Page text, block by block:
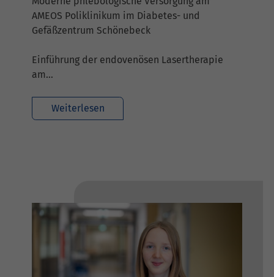
AMEOS Poliklinikum im Diabetes- und
Gefäßzentrum Schönebeck
Einführung der endovenösen Lasertherapie
am…
Weiterlesen